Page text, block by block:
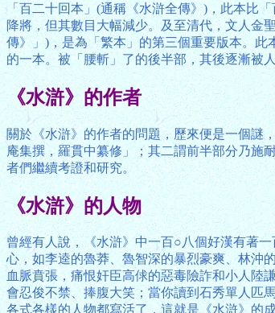
「百二十回本」(通稱《水滸全傳》)，此本比
降將，但其數目大幅減少。及至清代，文人金
傳》」)，是為「繁本」的第三個重要版本。
的一本。被「腰斬」了的後半部，其後逐漸被
《水滸》的作者
關於《水滸》的作者的問題，歷來便是一個謎
庵集撰，羅貫中纂修」；其二謂前半部分乃施
者們繼續考證和研究。
《水滸》的人物
曾經有人說，《水滸》中一百○八個好漢有著
心，如李逵的魯莽、魯智深的暴烈豪爽、林沖
血脈賁張，痛恨奸臣高俅的惡毒險詐和小人陸
會忍俊不禁、捧腹大笑；當你讀到石秀單人匹
各式各樣的人物都寫活了，這就是《水滸》的